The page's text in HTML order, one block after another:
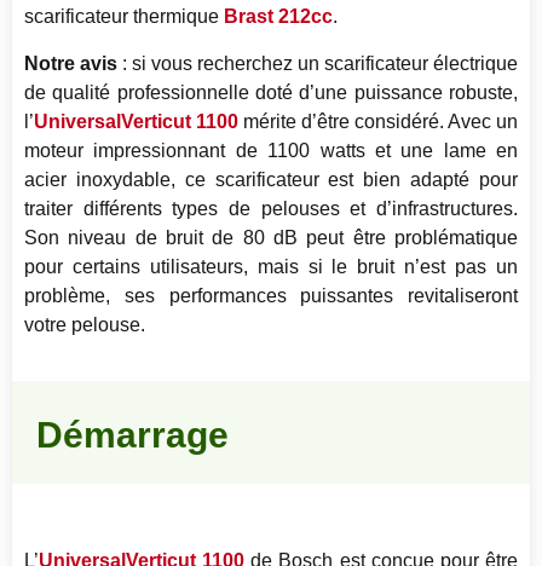
scarificateur thermique Brast 212cc.
Notre avis : si vous recherchez un scarificateur électrique
de qualité professionnelle doté d’une puissance robuste,
l’UniversalVerticut 1100 mérite d’être considéré. Avec un
moteur impressionnant de 1100 watts et une lame en
acier inoxydable, ce scarificateur est bien adapté pour
traiter différents types de pelouses et d’infrastructures.
Son niveau de bruit de 80 dB peut être problématique
pour certains utilisateurs, mais si le bruit n’est pas un
problème, ses performances puissantes revitaliseront
votre pelouse.
Démarrage
L’UniversalVerticut 1100 de Bosch est conçue pour être